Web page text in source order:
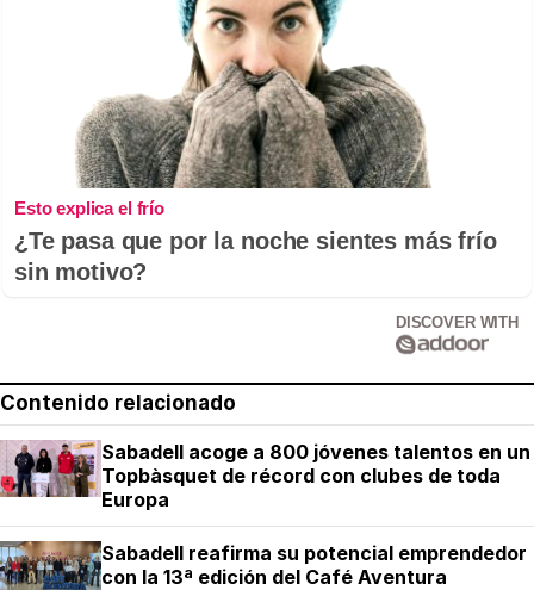
Esto explica el frío
¿Te pasa que por la noche sientes más frío
sin motivo?
DISCOVER WITH
Contenido relacionado
Sabadell acoge a 800 jóvenes talentos en un
Topbàsquet de récord con clubes de toda
Europa
Sabadell reafirma su potencial emprendedor
con la 13ª edición del Café Aventura